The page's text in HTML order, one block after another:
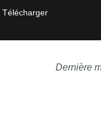
Télécharger
Dernière